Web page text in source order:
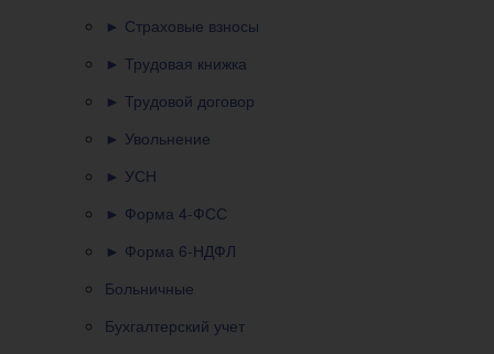
► Страховые взносы
► Трудовая книжка
► Трудовой договор
► Увольнение
► УСН
► Форма 4-ФСС
► Форма 6-НДФЛ
Больничные
Бухгалтерский учет